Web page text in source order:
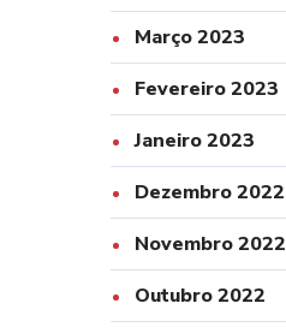
Março 2023
Fevereiro 2023
Janeiro 2023
Dezembro 2022
Novembro 2022
Outubro 2022